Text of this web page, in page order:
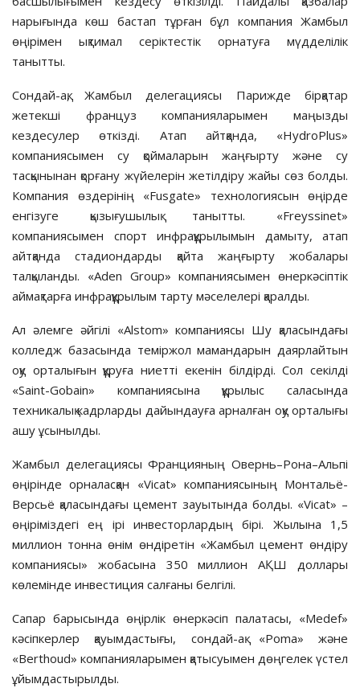
нарығында көш бастап тұрған бұл компания Жамбыл
өңірімен ықтимал серіктестік орнатуға мүдделілік
танытты.
Сондай-ақ, Жамбыл делегациясы Парижде бірқатар
жетекші француз компанияларымен маңызды
кездесулер өткізді. Атап айтқанда, «HydroPlus»
компаниясымен су қоймаларын жаңғырту және су
тасқынынан қорғану жүйелерін жетілдіру жайы сөз болды.
Компания өздерінің «Fusgate» технологиясын өңірде
енгізуге қызығушылық танытты. «Freyssinet»
компаниясымен спорт инфрақұрылымын дамыту, атап
айтқанда стадиондарды қайта жаңғырту жобалары
талқыланды. «Aden Group» компаниясымен өнеркәсіптік
аймақтарға инфрақұрылым тарту мәселелері қаралды.
Ал әлемге әйгілі «Alstom» компаниясы Шу қаласындағы
колледж базасында теміржол мамандарын даярлайтын
оқу орталығын құруға ниетті екенін білдірді. Сол секілді
«Saint-Gobain» компаниясына құрылыс саласында
техникалық кадрларды дайындауға арналған оқу орталығы
ашу ұсынылды.
Жамбыл делегациясы Францияның Овернь–Рона–Альпі
өңірінде орналасқан «Vicat» компаниясының Монтальё-
Версьё қаласындағы цемент зауытында болды. «Vicat» –
өңіріміздегі ең ірі инвесторлардың бірі. Жылына 1,5
миллион тонна өнім өндіретін «Жамбыл цемент өндіру
компаниясы» жобасына 350 миллион АҚШ доллары
көлемінде инвестиция салғаны белгілі.
Сапар барысында өңірлік өнеркәсіп палатасы, «Medef»
кәсіпкерлер қауымдастығы, сондай-ақ «Poma» және
«Berthoud» компанияларымен қатысуымен дөңгелек үстел
ұйымдастырылды.